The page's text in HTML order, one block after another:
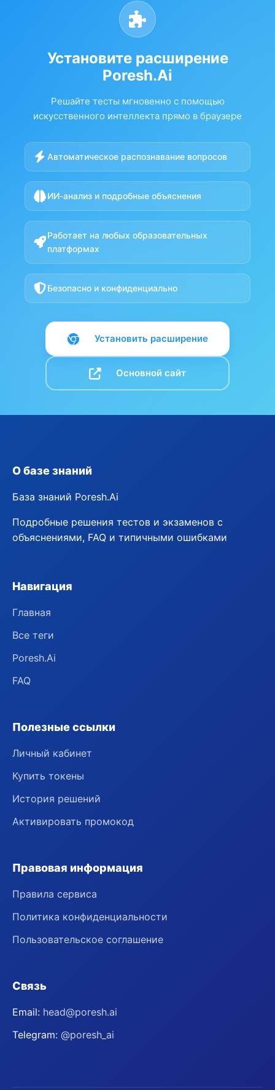
Установите расширение
Poresh.Ai
Решайте тесты мгновенно с помощью
искусственного интеллекта прямо в браузере
Автоматическое распознавание вопросов
ИИ-анализ и подробные объяснения
Работает на любых образовательных
платформах
Безопасно и конфиденциально
Установить расширение
Основной сайт
О базе знаний
База знаний Poresh.Ai
Подробные решения тестов и экзаменов с
объяснениями, FAQ и типичными ошибками
Навигация
Главная
Все теги
Poresh.Ai
FAQ
Полезные ссылки
Личный кабинет
Купить токены
История решений
Активировать промокод
Правовая информация
Правила сервиса
Политика конфиденциальности
Пользовательское соглашение
Связь
Email: head@poresh.ai
Telegram: @poresh_ai